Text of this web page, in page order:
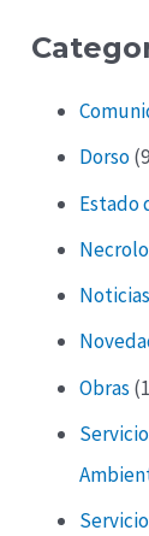
Dorso
Estado
Noticias
Obras